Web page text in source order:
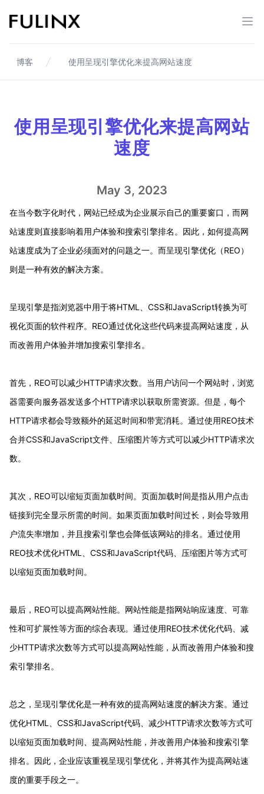
Fulinx-跨境电商独立站自建站平台
打
博客 使用呈现引擎优化来提高网站速度
使用呈现引擎优化来提高网站
速度
May 3, 2023
在当今数字化时代，网站已经成为企业展示自己的重要窗口，而网
站速度则直接影响着用户体验和搜索引擎排名。因此，如何提高网
站速度成为了企业必须面对的问题之一。而呈现引擎优化（REO）
则是一种有效的解决方案。
呈现引擎是指浏览器中用于将HTML、CSS和JavaScript转换为可
视化页面的软件程序。REO通过优化这些代码来提高网站速度，从
而改善用户体验并增加搜索引擎排名。
首先，REO可以减少HTTP请求次数。当用户访问一个网站时，浏览
器需要向服务器发送多个HTTP请求以获取所需资源。但是，每个
HTTP请求都会导致额外的延迟时间和带宽消耗。通过使用REO技术
合并CSS和JavaScript文件、压缩图片等方式可以减少HTTP请求次
数。
其次，REO可以缩短页面加载时间。页面加载时间是指从用户点击
链接到完全显示所需的时间。如果页面加载时间过长，则会导致用
户流失率增加，并且搜索引擎也会降低该网站的排名。通过使用
REO技术优化HTML、CSS和JavaScript代码、压缩图片等方式可
以缩短页面加载时间。
最后，REO可以提高网站性能。网站性能是指网站响应速度、可靠
性和可扩展性等方面的综合表现。通过使用REO技术优化代码、减
少HTTP请求次数等方式可以提高网站性能，从而改善用户体验和搜
索引擎排名。
总之，呈现引擎优化是一种有效的提高网站速度的解决方案。通过
优化HTML、CSS和JavaScript代码、减少HTTP请求次数等方式可
以缩短页面加载时间、提高网站性能，并改善用户体验和搜索引擎
排名。因此，企业应该重视呈现引擎优化，并将其作为提高网站速
度的重要手段之一。